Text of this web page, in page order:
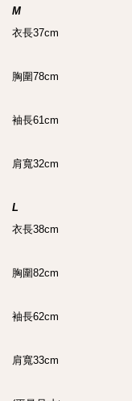
M
衣長37cm
胸圍78cm
袖長61cm
肩寬32cm
L
衣長38cm
胸圍82cm
袖長62cm
肩寬33cm